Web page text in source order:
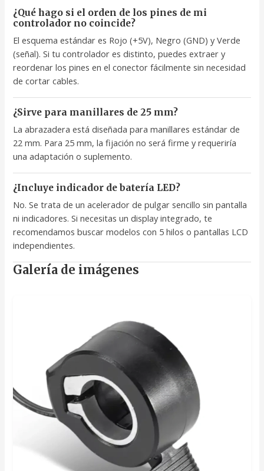
¿Qué hago si el orden de los pines de mi
controlador no coincide?
El esquema estándar es Rojo (+5V), Negro (GND) y Verde
(señal). Si tu controlador es distinto, puedes extraer y
reordenar los pines en el conector fácilmente sin necesidad
de cortar cables.
¿Sirve para manillares de 25 mm?
La abrazadera está diseñada para manillares estándar de
22 mm. Para 25 mm, la fijación no será firme y requeriría
una adaptación o suplemento.
¿Incluye indicador de batería LED?
No. Se trata de un acelerador de pulgar sencillo sin pantalla
ni indicadores. Si necesitas un display integrado, te
recomendamos buscar modelos con 5 hilos o pantallas LCD
independientes.
Galería de imágenes